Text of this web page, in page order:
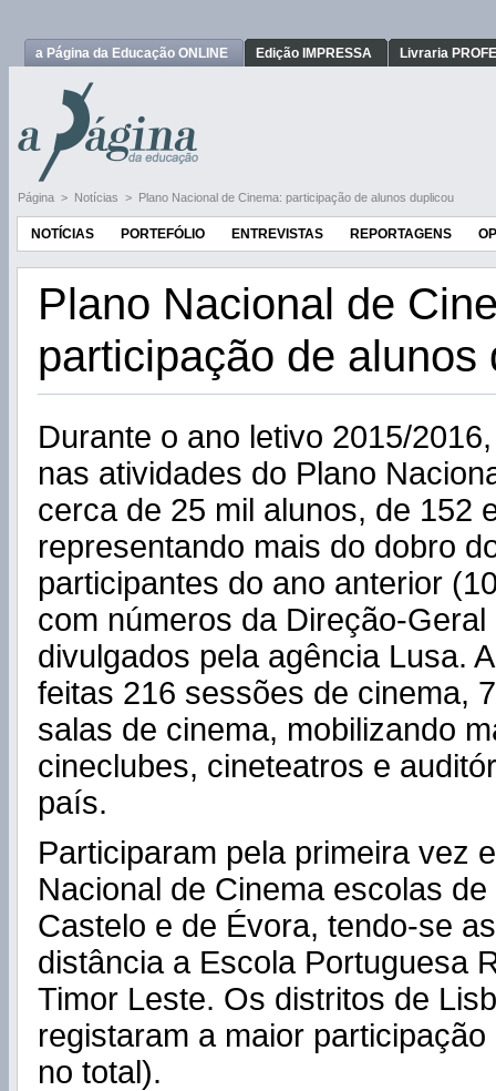
a Página da Educação ONLINE Edição IMPRESSA Livraria
Página > Notícias > Plano Nacional de Cinema: participação de alunos duplicou
NOTÍCIAS PORTEFÓLIO ENTREVISTAS REPORTAGENS
Plano Nacional de
participação de alunos
Durante o ano letivo 2015/
nas atividades do Plano
cerca de 25 mil alunos, de 152
representando mais do dobro
participantes do ano anterior
com números da Direção-
divulgados pela agência Lusa.
feitas 216 sessões de cinema,
salas de cinema, mobilizando
cineclubes, cineteatros e
país.
Participaram pela primeira vez
Nacional de Cinema escolas de
Castelo e de Évora, tendo-se
distância a Escola Portuguesa
Timor Leste. Os distritos de
registaram a maior
no total).